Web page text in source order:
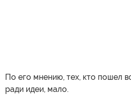
По его мнению, тех, кто пошел
ради идеи, мало.